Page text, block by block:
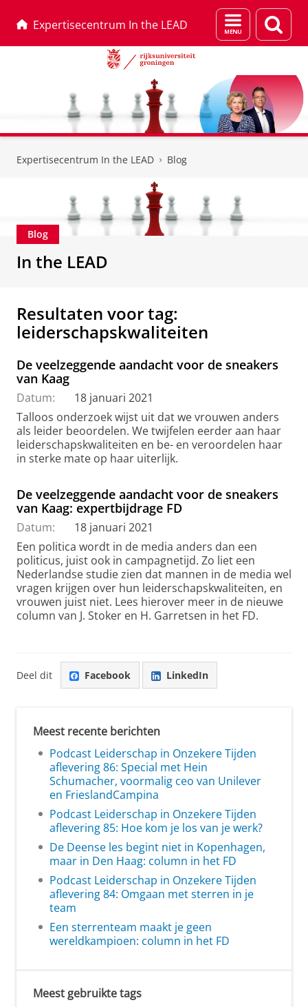
Expertisecentrum In the LEAD
Menu
en
Expertisecentrum In the LEAD Blog
Blog
In the LEAD
Resultaten voor tag:
leiderschapskwaliteiten
De veelzeggende aandacht voor de sneakers
van Kaag
Datum:
18 januari 2021
Talloos onderzoek wijst uit dat we vrouwen anders
als leider beoordelen. We twijfelen eerder aan haar
leiderschapskwaliteiten en be- en veroordelen haar
in sterke mate op haar uiterlijk.
De veelzeggende aandacht voor de sneakers
van Kaag: expertbijdrage FD
Datum:
18 januari 2021
Een politica wordt in de media anders dan een
politicus, juist ook in campagnetijd. Zo liet een
Nederlandse studie zien dat mannen in de media wel
vragen krijgen over hun leiderschapskwaliteiten, en
vrouwen juist niet. Lees hierover meer in de nieuwe
column van J. Stoker en H. Garretsen in het FD.
Deel dit Facebook LinkedIn
Meest recente berichten
Podcast Leiderschap in Onzekere Tijden
aflevering 86: Special met Hein
Schumacher, voormalig ceo van Unilever
en FrieslandCampina
Podcast Leiderschap in Onzekere Tijden
aflevering 85: Hoe kom je los van je werk?
De Deense les begint niet in Kopenhagen,
maar in Den Haag: column in het FD
Podcast Leiderschap in Onzekere Tijden
aflevering 84: Omgaan met sterren in je
team
Een sterrenteam maakt je geen
wereldkampioen: column in het FD
Meest gebruikte tags